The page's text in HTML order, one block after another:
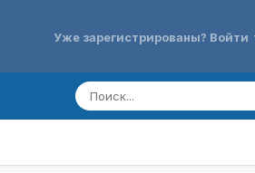
Уже зарегистрированы? Войти